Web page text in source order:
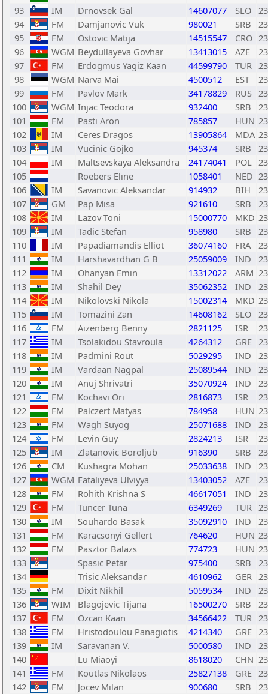
93
IM Drnovsek Gal 14607077 SLO
94
FM Damjanovic Vuk 980021 SRB
95
FM Ostovic Matija 14515547 CRO
96
WGM Beydullayeva Govhar 13413015 AZE
97
FM Erdogmus Yagiz Kaan 44599790 TUR
98
WGM Narva Mai 4500512 EST
99
FM Pavlov Mark 34178829 RUS
100
WGM Injac Teodora 932400 SRB
101
FM Pasti Aron 785857 HUN
102
IM Ceres Dragos 13905864 MDA
103
IM Vucinic Gojko 945374 SRB
104
IM Maltsevskaya Aleksandra 24174041 POL
105
Roebers Eline 1058401 NED
106
IM Savanovic Aleksandar 914932 BIH
107
GM Pap Misa 921610 SRB
108
IM Lazov Toni 15000770 MKD
109
IM Tadic Stefan 958980 SRB
110
IM Papadiamandis Elliot 36074160 FRA
111
IM Harshavardhan G B 25059009 IND
112
IM Ohanyan Emin 13312022 ARM
113
IM Shahil Dey 35062352 IND
114
IM Nikolovski Nikola 15002314 MKD
115
IM Tomazini Zan 14608162 SLO
116
FM Aizenberg Benny 2821125 ISR
117
IM Tsolakidou Stavroula 4264312 GRE
118
IM Padmini Rout 5029295 IND
119
IM Vardaan Nagpal 25089544 IND
120
IM Anuj Shrivatri 35070924 IND
121
FM Kochavi Ori 2816873 ISR
122
FM Palczert Matyas 784958 HUN
123
FM Wagh Suyog 25071688 IND
124
FM Levin Guy 2824213 ISR
125
IM Zlatanovic Boroljub 916390 SRB
126
CM Kushagra Mohan 25033638 IND
127
WGM Fataliyeva Ulviyya 13403052 AZE
128
FM Rohith Krishna S 46617051 IND
129
FM Tuncer Tuna 6349269 TUR
130
IM Souhardo Basak 35092910 IND
131
FM Karacsonyi Gellert 764620 HUN
132
FM Pasztor Balazs 774723 HUN
133
Spasic Petar 975400 SRB
134
Trisic Aleksandar 4610962 GER
135
FM Dixit Nikhil 5059534 IND
136
WIM Blagojevic Tijana 16500270 SRB
137
FM Ozcan Kaan 34566422 TUR
138
FM Hristodoulou Panagiotis 4214340 GRE
139
IM Saravanan V. 5000580 IND
140
Lu Miaoyi 8618020 CHN
141
FM Koutlas Nikolaos 25827138 GRE
142
FM Jocev Milan 900680 SRB